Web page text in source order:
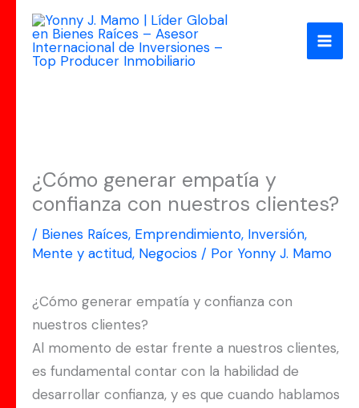
contenido
¿Cómo generar empatía y
confianza con nuestros clientes?
/ Bienes Raíces, Emprendimiento, Inversión,
Mente y actitud, Negocios / Por Yonny J. Mamo
¿Cómo generar empatía y confianza con
nuestros clientes?
Al momento de estar frente a nuestros clientes,
es fundamental contar con la habilidad de
desarrollar confianza, y es que cuando hablamos